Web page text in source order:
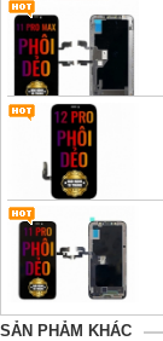
SẢN PHẢM KHÁC